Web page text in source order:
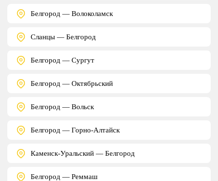
Белгород — Волоколамск
Сланцы — Белгород
Белгород — Сургут
Белгород — Октябрьский
Белгород — Вольск
Белгород — Горно-Алтайск
Каменск-Уральский — Белгород
Белгород — Реммаш